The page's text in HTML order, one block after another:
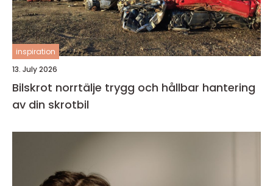
inspiration
13. July 2026
Bilskrot norrtälje trygg och hållbar hantering
av din skrotbil